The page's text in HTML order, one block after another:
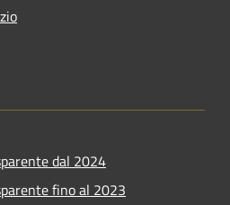
dal 2024
fino al 2023